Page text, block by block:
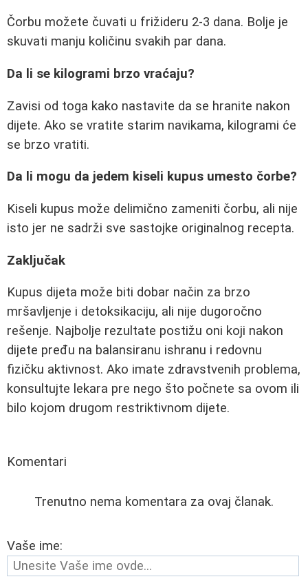
Čorbu možete čuvati u frižideru 2-3 dana. Bolje je
skuvati manju količinu svakih par dana.
Da li se kilogrami brzo vraćaju?
Zavisi od toga kako nastavite da se hranite nakon
dijete. Ako se vratite starim navikama, kilogrami će
se brzo vratiti.
Da li mogu da jedem kiseli kupus umesto čorbe?
Kiseli kupus može delimično zameniti čorbu, ali nije
isto jer ne sadrži sve sastojke originalnog recepta.
Zaključak
Kupus dijeta može biti dobar način za brzo
mršavljenje i detoksikaciju, ali nije dugoročno
rešenje. Najbolje rezultate postižu oni koji nakon
dijete pređu na balansiranu ishranu i redovnu
fizičku aktivnost. Ako imate zdravstvenih problema,
konsultujte lekara pre nego što počnete sa ovom ili
bilo kojom drugom restriktivnom dijete.
Komentari
Trenutno nema komentara za ovaj članak.
Vaše ime: